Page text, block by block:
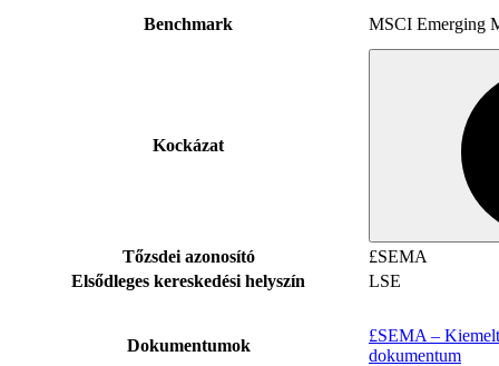
Benchmark
MSCI Emerging
Kockázat
Tőzsdei azonosító
£SEMA
Elsődleges kereskedési helyszín
LSE
Dokumentumok
£SEMA –
dokumentum